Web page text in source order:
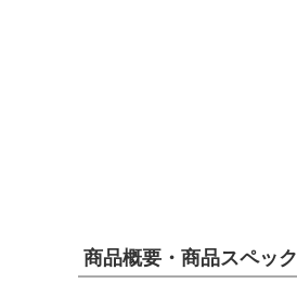
商品概要・商品スペック